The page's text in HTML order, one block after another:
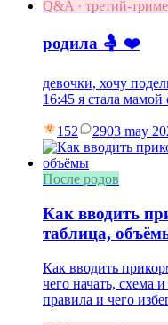
Q&A · третий-
родила 🤱 ❤️
девочки, хочу
16:45 я стала
152 2903 may
После родов
Как вводить
таблица,
Как вводить
чего начать, схема
правила и чего